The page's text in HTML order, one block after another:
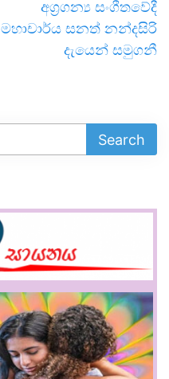
අග්‍රගන්‍ය සංගීතවේදී
මහාචාර්ය සනත් නන්දසිරි
දැයෙන් සමුගනී